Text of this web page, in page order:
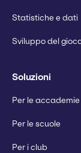
Statistiche e dati
Sviluppo del
Soluzioni
Per le accademie
Per le scuole
Per i club